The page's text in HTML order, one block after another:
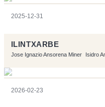
2025-12-31
ILINTXARBE
Jose Ignazio Ansorena Miner Isidro
2026-02-23